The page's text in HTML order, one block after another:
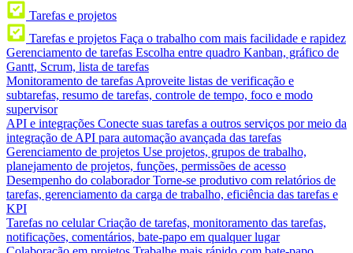
Tarefas e projetos
Tarefas e projetos Faça o trabalho com mais facilidade e rapidez
Gerenciamento de tarefas Escolha entre quadro Kanban, gráfico de
Gantt, Scrum, lista de tarefas
Monitoramento de tarefas Aproveite listas de verificação e
subtarefas, resumo de tarefas, controle de tempo, foco e modo
supervisor
API e integrações Conecte suas tarefas a outros serviços por meio da
integração de API para automação avançada das tarefas
Gerenciamento de projetos Use projetos, grupos de trabalho,
planejamento de projetos, funções, permissões de acesso
Desempenho do colaborador Torne-se produtivo com relatórios de
tarefas, gerenciamento da carga de trabalho, eficiência das tarefas e
KPI
Tarefas no celular Criação de tarefas, monitoramento das tarefas,
notificações, comentários, bate-papo em qualquer lugar